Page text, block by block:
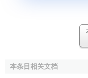
91 美元 的时候就再也跌
本条目相关文档